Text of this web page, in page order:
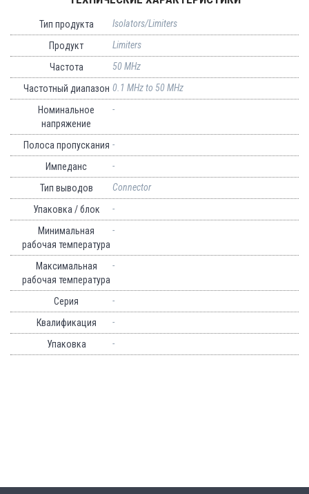
Тип продукта
Isolators/Limiters
Продукт
Limiters
Частота
50 MHz
Частотный диапазон 0.1 MHz to 50 MHz
Номинальное
напряжение
-
Полоса пропускания -
Импеданс
-
Тип выводов
Connector
Упаковка / блок
-
Минимальная
рабочая температура
-
Максимальная
рабочая температура
-
Серия
-
Квалификация
-
Упаковка
-